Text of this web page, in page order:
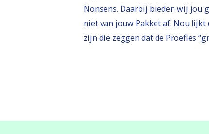
Nonsens. Daarbij bieden wij jou
niet van jouw Pakket af. Nou lijkt
zijn die zeggen dat de Proefles